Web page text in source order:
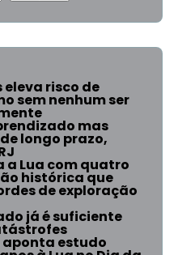
risco de
sem nenhum ser
mas
longo prazo,
a Lua com quatro
histórica que
de exploração
já é suficiente
estudo